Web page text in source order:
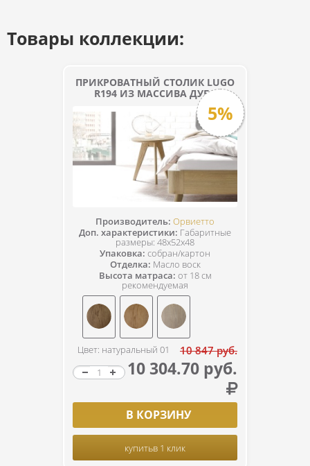
Товары коллекции:
ПРИКРОВАТНЫЙ СТОЛИК LUGO
R194 ИЗ МАССИВА ДУБА
5%
Производитель: Орвиетто
Доп. характеристики: Габаритные
размеры: 48х52х48
Упаковка: собран/картон
Отделка: Масло воск
Высота матраса: от 18 см
рекомендуемая
Цвет: натуральный 01 10 847 руб.
10 304.70 руб.
В КОРЗИНУ
купитьв 1 клик